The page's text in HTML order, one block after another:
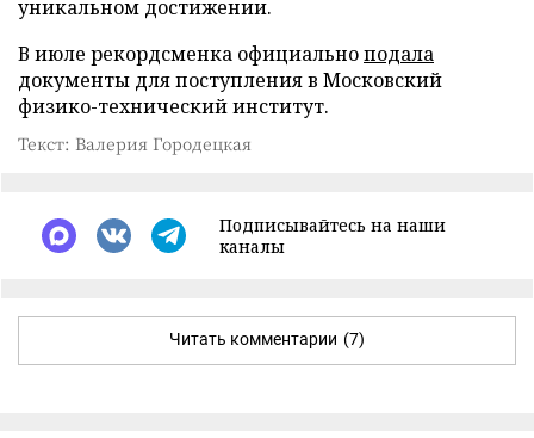
уникальном достижении.
В июле рекордсменка официальноподала
документы для поступления в Московский
физико-технический институт.
Текст: Валерия Городецкая
Подписывайтесь на наши
каналы
Читать комментарии (7)